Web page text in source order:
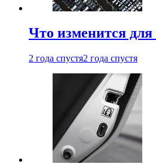
Что изменится
2 года спустя2 года спустя